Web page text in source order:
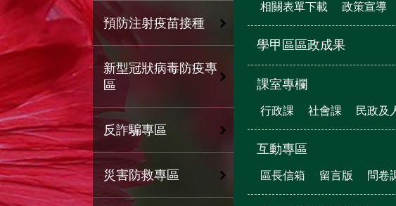
預防注射疫苗接種
新型冠狀病毒防疫專
區
反詐騙專區
災害防救專區
相關表單下載 政策宣導
學甲區區政成果
課室專欄
行政課 社會課 民政及
互動專區
區長信箱 留言版 問卷